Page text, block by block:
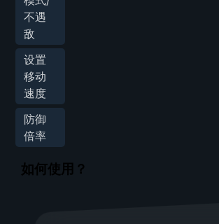
不遇
敌
设置
移动
速度
防御
倍率
如何使用？